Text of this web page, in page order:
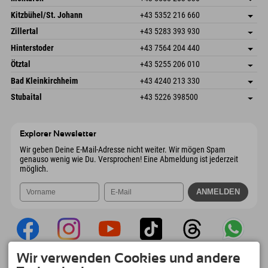
Dorfstr. 127b
6793 Gaschurn/Montafon
Österreich
Adresse speichern
Anreiseinfos
Buchen
Kitzbühel/St. Johann +43 5352 216 660
Speckbacherstraße 87
Österreich
Adresse speichern
Buchen
Zillertal +43 5283 393 930
Schmiedau 2
6272 Kaltenbach im Zillertal
Österreich
Adresse speichern
Anreiseinfos
Buchen
Hinterstoder +43 7564 204 440
Freizeitpark 10
Österreich
Adresse speichern
Buchen
Ötztal +43 5255 206 010
Gscheat 14
6441 Umhausen
Österreich
Adresse speichern
Anreiseinfos
Buchen
Bad Kleinkirchheim +43 4240 213 330
Dorfstraße 24
Adresse speichern
Stubaital +43 5226 398500
Explorer Newsletter
Wir geben Deine E-Mail-Adresse nicht weiter. Wir mögen Spam
genauso wenig wie Du. Versprochen! Eine Abmeldung ist jederzeit
möglich.
Wir verwenden Cookies und andere